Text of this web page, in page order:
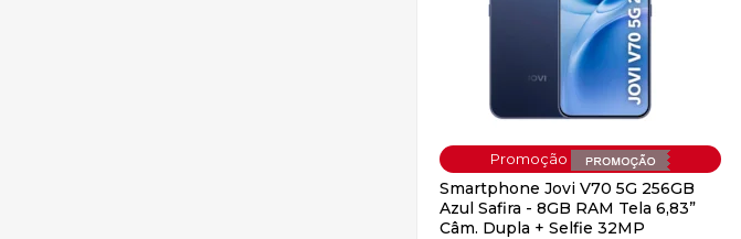
Smartphone Jovi V70 5G 256GB
Azul Safira - 8GB RAM Tela 6,83”
Câm. Dupla + Selfie 32MP